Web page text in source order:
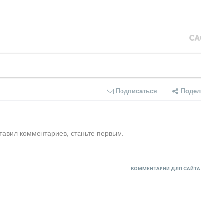
Подписаться
комментариев, станьте первым.
КОММЕНТАРИИ ДЛЯ САЙТА